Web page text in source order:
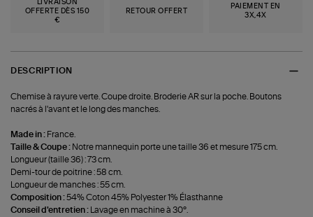
LIVRAISON
OFFERTE DÈS 150
€
RETOUR OFFERT
PAIEMENT EN
3X,4X
DESCRIPTION
Chemise à rayure verte. Coupe droite. Broderie AR sur la poche. Boutons
nacrés à l'avant et le long des manches.
Made in : France.
Taille & Coupe : Notre mannequin porte une taille 36 et mesure 175 cm.
Longueur (taille 36) : 73 cm.
Demi-tour de poitrine : 58 cm.
Longueur de manches : 55 cm.
Composition :54% Coton 45% Polyester 1% Élasthanne
Conseil d'entretien :
Lavage en machine à 30°.